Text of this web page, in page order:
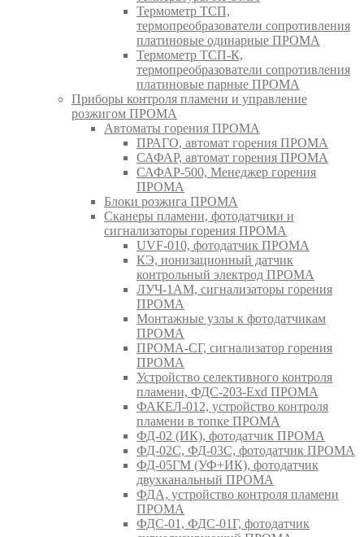
Термометр ТСП,
термопреобразователи сопротивления
платиновые одинарные ПРОМА
Термометр ТСП-К,
термопреобразователи сопротивления
платиновые парные ПРОМА
Приборы контроля пламени и управление
розжигом ПРОМА
Автоматы горения ПРОМА
ПРАГО, автомат горения ПРОМА
САФАР, автомат горения ПРОМА
САФАР-500, Менеджер горения
ПРОМА
Блоки розжига ПРОМА
Сканеры пламени, фотодатчики и
сигнализаторы горения ПРОМА
UVF-010, фотодатчик ПРОМА
КЭ, ионизационный датчик
контрольный электрод ПРОМА
ЛУЧ-1АМ, сигнализаторы горения
ПРОМА
Монтажные узлы к фотодатчикам
ПРОМА
ПРОМА-СГ, сигнализатор горения
ПРОМА
Устройство селективного контроля
пламени, ФДС-203-Exd ПРОМА
ФАКЕЛ-012, устройство контроля
пламени в топке ПРОМА
ФД-02 (ИК), фотодатчик ПРОМА
ФД-02С, ФД-03С, фотодатчик ПРОМА
ФД-05ГМ (УФ+ИК), фотодатчик
двухканальный ПРОМА
ФДА, устройство контроля пламени
ПРОМА
ФДС-01, ФДС-01Г, фотодатчик